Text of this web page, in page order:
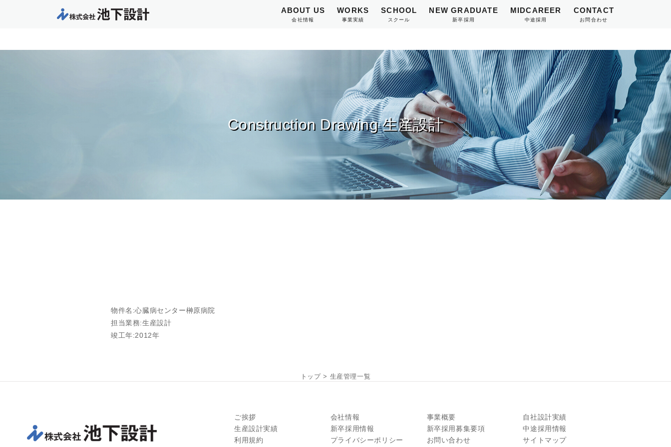
ABOUT US
会社情報
WORKS
事業実績
SCHOOL
スクール
NEW GRADUATE
新卒採用
MIDCAREER
中途採用
CONTACT
お問合わせ
Construction Drawing 生産設計
物件名:心臓病センター榊原病院
担当業務:生産設計
竣工年:2012年
トップ > 生産管理一覧
ご挨拶 会社情報 事業概要
自社設計実績
生産設計実績
新卒採用情報 新卒採用募集要項
中途採用情報
利用規約
プライバシーポリシー お問い合わせ サイトマップ